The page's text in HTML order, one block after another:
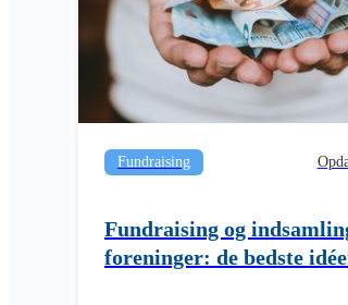
Fundraising
Fundraising og
foreninger: de bedste